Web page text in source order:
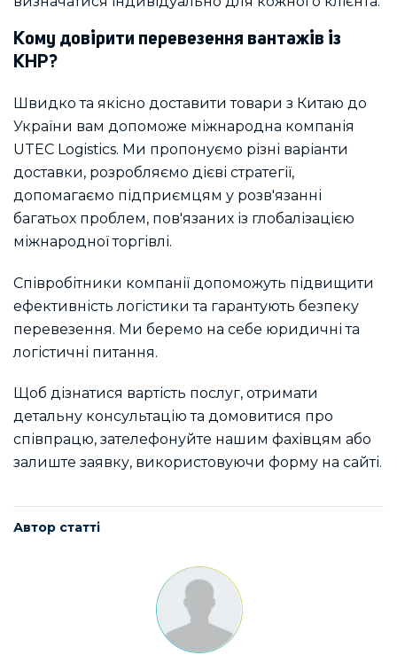
Кому довірити перевезення вантажів із
КНР?
Швидко та якісно доставити товари з Китаю до
України вам допоможе міжнародна компанія
UTEC Logistics. Ми пропонуємо різні варіанти
доставки, розробляємо дієві стратегії,
допомагаємо підприємцям у розв'язанні
багатьох проблем, пов'язаних із глобалізацією
міжнародної торгівлі.
Співробітники компанії допоможуть підвищити
ефективність логістики та гарантують безпеку
перевезення. Ми беремо на себе юридичні та
логістичні питання.
Щоб дізнатися вартість послуг, отримати
детальну консультацію та домовитися про
співпрацю, зателефонуйте нашим фахівцям або
залиште заявку, використовуючи форму на сайті.
Автор статті